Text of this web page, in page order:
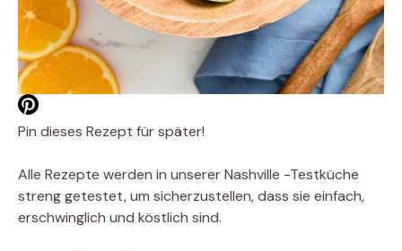
Pin dieses Rezept für später!
Alle Rezepte werden in unserer Nashville -Testküche
streng getestet, um sicherzustellen, dass sie einfach,
erschwinglich und köstlich sind.